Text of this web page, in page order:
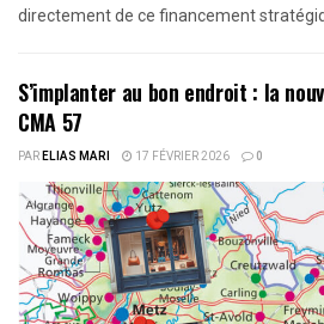
directement de ce financement
S’implanter au bon endroit : la
CMA 57
PARELIAS MARI 17 FÉVRIER 2026 0